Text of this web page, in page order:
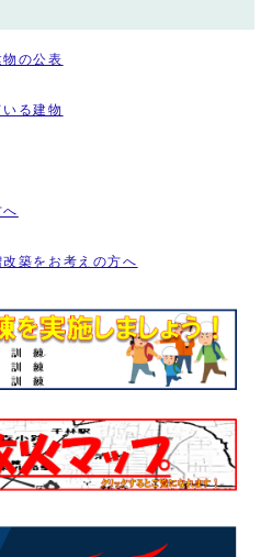
の公表
る建物
築をお考えの方へ